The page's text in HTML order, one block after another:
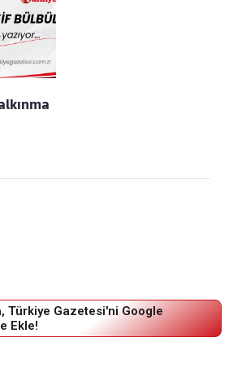
Türkiye Gazetesi'ni Google
Ekle!